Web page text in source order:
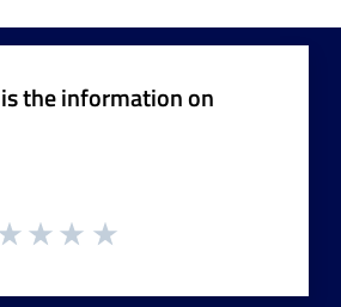
the information on